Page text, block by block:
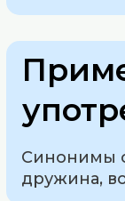
Синонимы
дружина,